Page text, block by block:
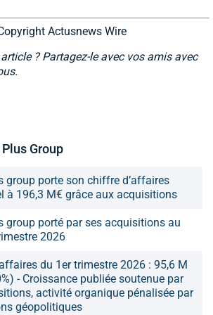
Actusnews Wire
? Partagez-le avec vos amis avec
Group
group porte son chiffre d’affaires
à 196,3 M€ grâce aux acquisitions
group porté par ses acquisitions au
2026
du 1er trimestre 2026 : 95,6 M
- Croissance publiée soutenue par
activité organique pénalisée par
géopolitiques